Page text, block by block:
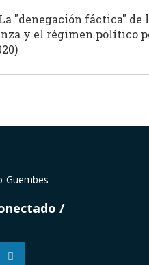
La "denegación fáctica" de
y el régimen político